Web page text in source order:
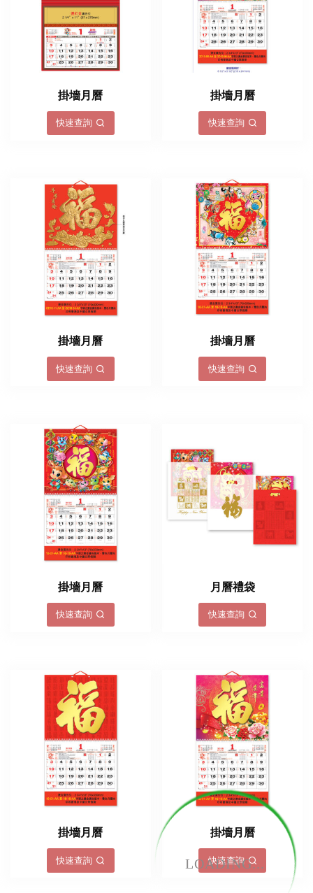
LOADING...
掛墻月曆
快速查詢
掛墻月曆
快速查詢
掛墻月曆
快速查詢
掛墻月曆
快速查詢
掛墻月曆
快速查詢
月曆禮袋
快速查詢
掛墻月曆
快速查詢
掛墻月曆
快速查詢